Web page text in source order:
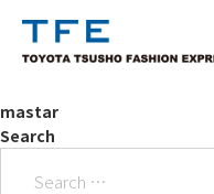
mastar
Search